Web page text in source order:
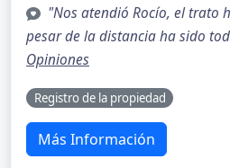
"Nos atendió Rocío, el trato
pesar de la distancia ha sido
Opiniones
Registro de la propiedad
Más Información